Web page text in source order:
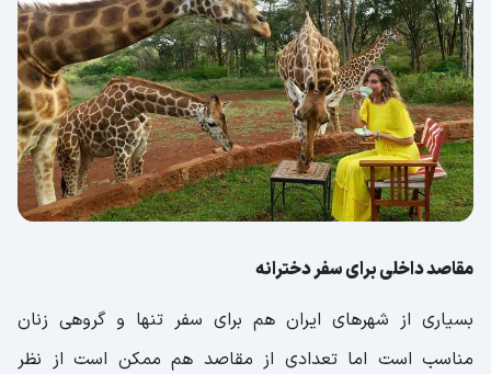
مقاصد داخلی برای سفر دخترانه
بسیاری از شهرهای ایران هم برای سفر تنها و گروهی زنان
مناسب است اما تعدادی از مقاصد هم ممکن است از نظر